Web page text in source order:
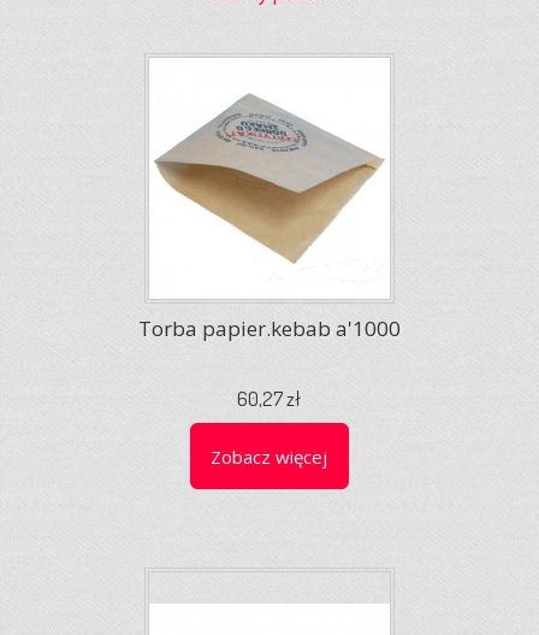
Torba papier.kebab a'1000
60,27 zł
Zobacz więcej